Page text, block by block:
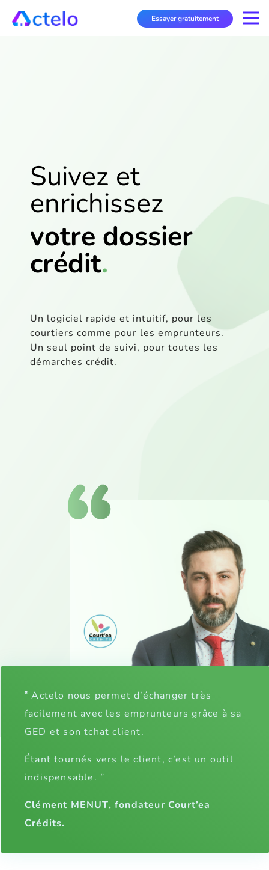
Essayer gratuitement
Suivez et
enrichissez
votre dossier
crédit.
Un logiciel rapide et intuitif, pour les
courtiers comme pour les emprunteurs.
Un seul point de suivi, pour toutes les
démarches crédit.
‟Actelo nous permet d’échanger très
facilement avec les emprunteurs grâce à sa
GED et son tchat client.
Étant tournés vers le client, c’est un outil
indispensable. ”
Clément MENUT, fondateur Court’ea
Crédits.